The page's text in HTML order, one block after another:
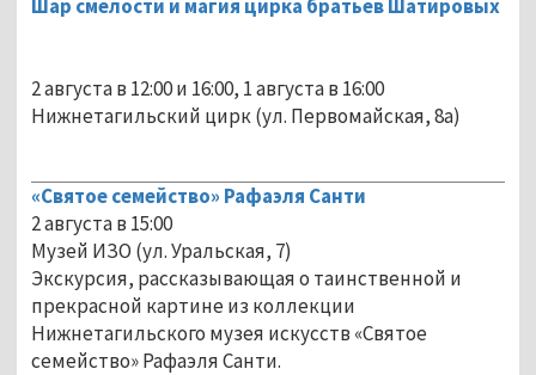
Шар смелости и магия цирка братьев Шатировых
2 августа в 12:00 и 16:00, 1 августа в 16:00
Нижнетагильский цирк (ул. Первомайская, 8а)
«Святое семейство» Рафаэля Санти
2 августа в 15:00
Музей ИЗО (ул. Уральская, 7)
Экскурсия, рассказывающая о таинственной и
прекрасной картине из коллекции
Нижнетагильского музея искусств «Святое
семейство» Рафаэля Санти.